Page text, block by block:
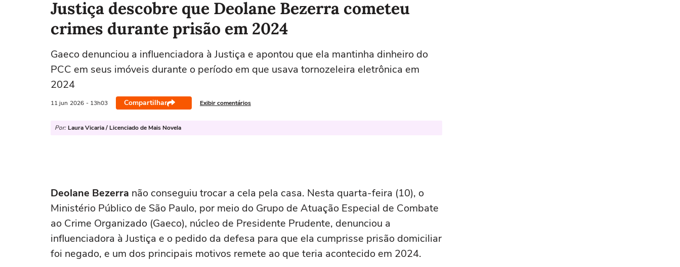
Justiça descobre que Deolane Bezerra cometeu
crimes durante prisão em 2024
Gaeco denunciou a influenciadora à Justiça e apontou que ela mantinha dinheiro do
PCC em seus imóveis durante o período em que usava tornozeleira eletrônica em
2024
11 jun 2026 - 13h03 Compartilhar Exibir comentários
Por: Laura Vicaria / Licenciado de Mais Novela
Deolane Bezerra não conseguiu trocar a cela pela casa. Nesta quarta-feira (10), o
Ministério Público de São Paulo, por meio do Grupo de Atuação Especial de Combate
ao Crime Organizado (Gaeco), núcleo de Presidente Prudente, denunciou a
influenciadora à Justiça e o pedido da defesa para que ela cumprisse prisão domiciliar
foi negado, e um dos principais motivos remete ao que teria acontecido em 2024.